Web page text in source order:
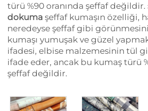
türü %90 oranında şeffaf değildir.
dokuma şeffaf kumaşın özelliği,
neredeyse şeffaf gibi
kumaşı yumuşak ve güzel
ifadesi, elbise malzemesinin tül
ifade eder, ancak bu kumaş türü
şeffaf değildir.